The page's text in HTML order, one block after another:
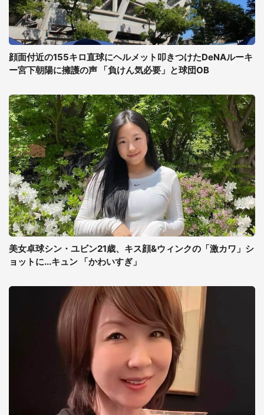
顔面付近の155キロ直球にヘルメット叩きつけたDeNAルーキ
ー宮下朝陽に擁護の声 「負けん気必要」と球団OB
美女卓球シン・ユビン21歳、キス顔&ウィンクの「激カワ」シ
ョットに...キュン 「かわいすぎ」